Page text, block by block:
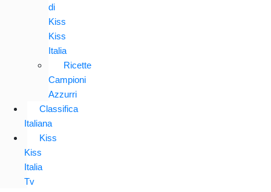
di
Kiss
Kiss
Italia
Ricette
Campioni
Azzurri
Classifica
Italiana
Kiss
Kiss
Italia
Tv